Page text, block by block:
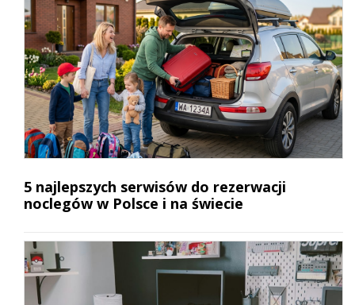
5 najlepszych serwisów do rezerwacji
noclegów w Polsce i na świecie